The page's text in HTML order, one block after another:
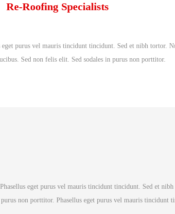
Re-Roofing Specialists
purus vel mauris tincidunt tincidunt. Sed et nibh tortor.
Sed non felis elit. Sed sodales in purus non porttitor.
eget purus vel mauris tincidunt tincidunt. Sed et
non porttitor. Phasellus eget purus vel mauris tincidunt